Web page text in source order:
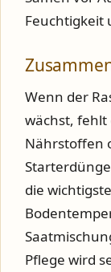
Feuchtigkeit
Wenn der
wächst, fehlt
Nährstoffen
die
Pflege wird